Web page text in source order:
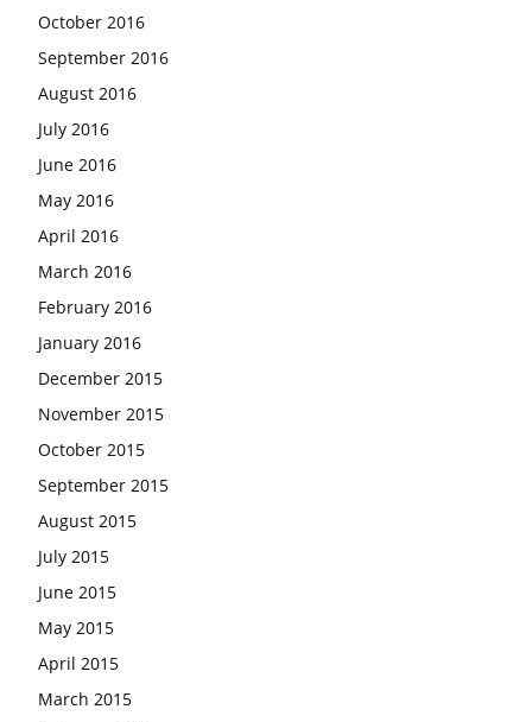
October 2016
September 2016
August 2016
July 2016
June 2016
May 2016
April 2016
March 2016
February 2016
January 2016
December 2015
November 2015
October 2015
September 2015
August 2015
July 2015
June 2015
May 2015
April 2015
March 2015